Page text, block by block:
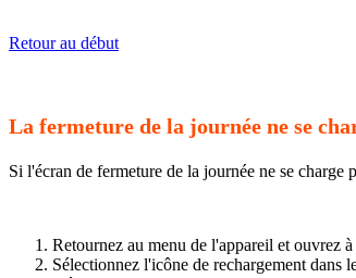
Retour au début
La fermeture de la journée ne se
Si l'écran de fermeture de la journée ne se charge
Retournez au menu de l'appareil et ouvrez
Sélectionnez l'icône de rechargement dans